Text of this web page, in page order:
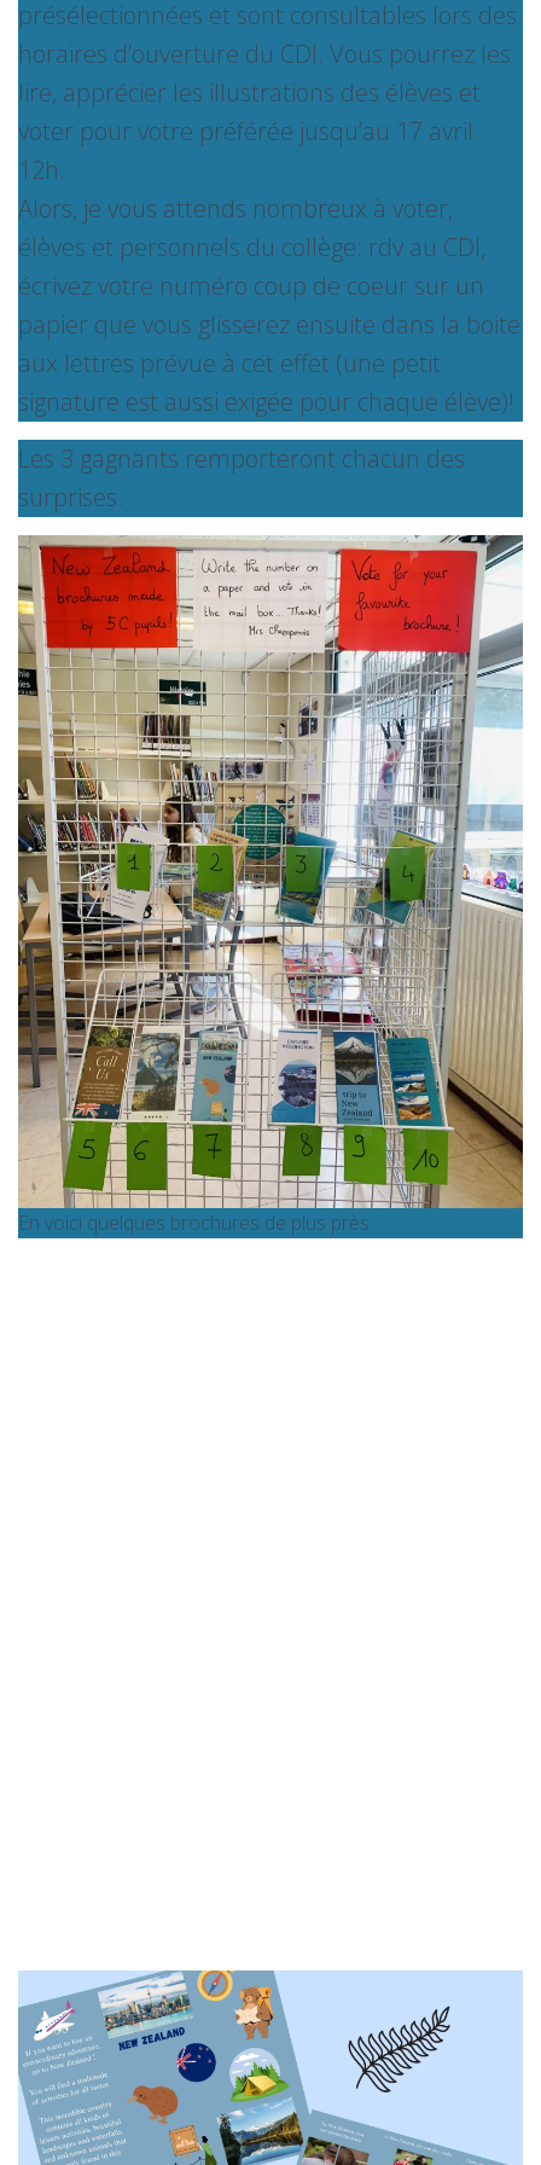
présélectionnées et sont consultables lors des
horaires d’ouverture du CDI. Vous pourrez les
lire, apprécier les illustrations des élèves et
voter pour votre préférée jusqu’au 17 avril
12h.
Alors, je vous attends nombreux à voter,
élèves et personnels du collège: rdv au CDI,
écrivez votre numéro coup de coeur sur un
papier que vous glisserez ensuite dans la boite
aux lettres prévue à cet effet (une petit
signature est aussi exigée pour chaque élève)!
Les 3 gagnants remporteront chacun des
surprises.
En voici quelques brochures de plus près: